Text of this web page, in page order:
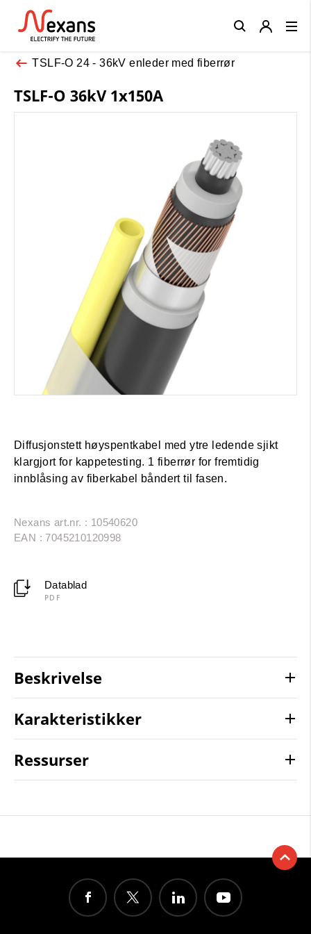
TSLF-O 24 - 36kV enleder med fiberrør
TSLF-O 36kV 1x150A
Diffusjonstett høyspentkabel med ytre ledende sjikt
klargjort for kappetesting. 1 fiberrør for fremtidig
innblåsing av fiberkabel båndert til fasen.
Nexans art.nr. : 10540620
EAN : 7045210120998
Datablad
PDF
Beskrivelse
Karakteristikker
Ressurser
Close